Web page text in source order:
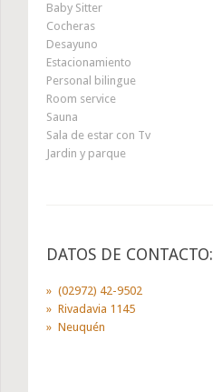
Baby Sitter
Cocheras
Desayuno
Estacionamiento
Personal bilingue
Room service
Sauna
Sala de estar con Tv
Jardin y parque
DATOS DE CONTACTO:
(02972) 42-9502
Rivadavia 1145
Neuquén